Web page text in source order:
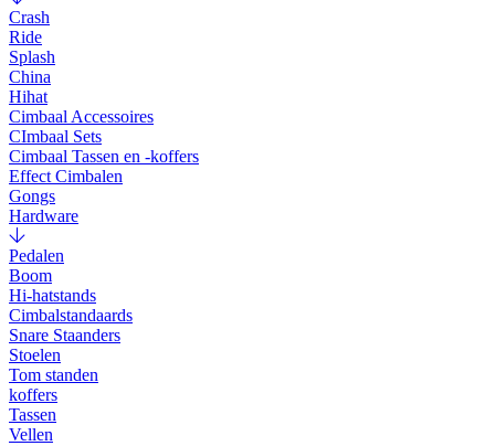
Crash
Ride
Splash
China
Hihat
Cimbaal Accessoires
CImbaal Sets
Cimbaal Tassen en -koffers
Effect Cimbalen
Gongs
Hardware
Pedalen
Boom
Hi-hatstands
Cimbalstandaards
Snare Staanders
Stoelen
Tom standen
koffers
Tassen
Vellen